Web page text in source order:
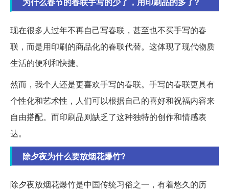
现在很多人过年不再自己写春联，甚至也不买手写的春
联，而是用印刷的商品化的春联代替。这体现了现代物质
生活的便利和快捷。
然而，我个人还是更喜欢手写的春联。手写的春联更具有
个性化和艺术性，人们可以根据自己的喜好和祝福内容来
自由搭配。而印刷品则缺乏了这种独特的创作和情感表
达。
除夕夜为什么要放烟花爆竹?
除夕夜放烟花爆竹是中国传统习俗之一，有着悠久的历